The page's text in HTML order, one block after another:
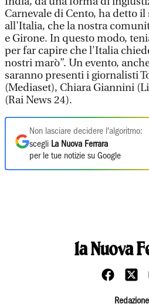
Carnevale di Cento, ha detto
all'Italia, che la nostra
e Girone. In questo modo,
per far capire che l'Italia
nostri marò”. Un evento,
saranno presenti i giornalisti
(Mediaset), Chiara Giannini
(Rai News 24).
Non lasciare decidere l'algoritmo:
scegli La Nuova Ferrara
per le tue notizie su Google
Redazione